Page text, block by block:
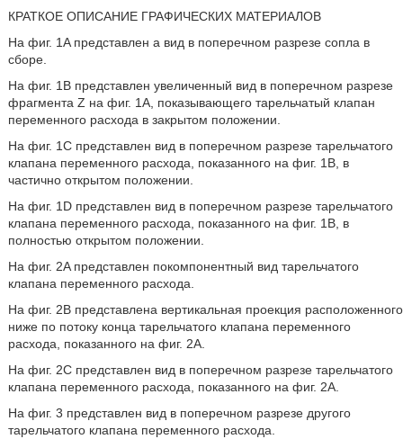
КРАТКОЕ ОПИСАНИЕ ГРАФИЧЕСКИХ МАТЕРИАЛОВ
На фиг. 1A представлен a вид в поперечном разрезе сопла в
сборе.
На фиг. 1B представлен увеличенный вид в поперечном разрезе
фрагмента Z на фиг. 1A, показывающего тарельчатый клапан
переменного расхода в закрытом положении.
На фиг. 1C представлен вид в поперечном разрезе тарельчатого
клапана переменного расхода, показанного на фиг. 1B, в
частично открытом положении.
На фиг. 1D представлен вид в поперечном разрезе тарельчатого
клапана переменного расхода, показанного на фиг. 1B, в
полностью открытом положении.
На фиг. 2A представлен покомпонентный вид тарельчатого
клапана переменного расхода.
На фиг. 2B представлена вертикальная проекция расположенного
ниже по потоку конца тарельчатого клапана переменного
расхода, показанного на фиг. 2A.
На фиг. 2C представлен вид в поперечном разрезе тарельчатого
клапана переменного расхода, показанного на фиг. 2A.
На фиг. 3 представлен вид в поперечном разрезе другого
тарельчатого клапана переменного расхода.